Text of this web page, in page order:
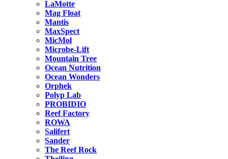
LaMotte
Mag Float
Mantis
MaxSpect
MicMol
Microbe-Lift
Mountain Tree
Ocean Nutrition
Ocean Wonders
Orphek
Polyp Lab
PROBIDIO
Reef Factory
ROWA
Salifert
Sander
The Reef Rock